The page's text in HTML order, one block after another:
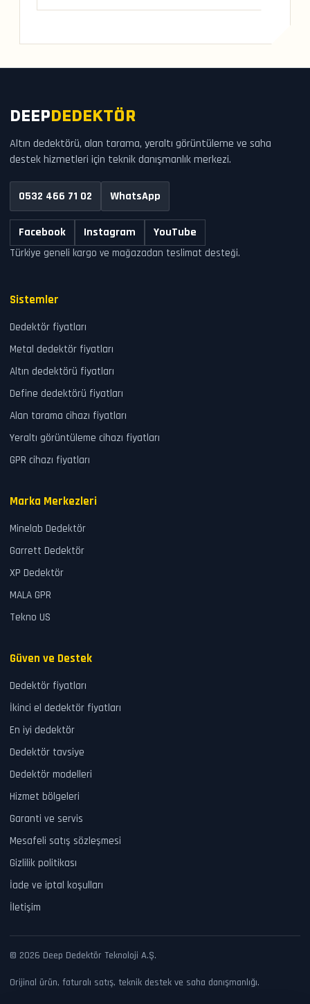
DEEP DEDEKTÖR
Altın dedektörü, alan tarama, yeraltı görüntüleme ve saha
destek hizmetleri için teknik danışmanlık merkezi.
0532 466 71 02 WhatsApp
Facebook Instagram YouTube
Türkiye geneli kargo ve mağazadan teslimat desteği.
Sistemler
Dedektör fiyatları
Metal dedektör fiyatları
Altın dedektörü fiyatları
Define dedektörü fiyatları
Alan tarama cihazı fiyatları
Yeraltı görüntüleme cihazı fiyatları
GPR cihazı fiyatları
Marka Merkezleri
Minelab Dedektör
Garrett Dedektör
XP Dedektör
MALA GPR
Tekno US
Güven ve Destek
Dedektör fiyatları
İkinci el dedektör fiyatları
En iyi dedektör
Dedektör tavsiye
Dedektör modelleri
Hizmet bölgeleri
Garanti ve servis
Mesafeli satış sözleşmesi
Gizlilik politikası
İade ve iptal koşulları
İletişim
© 2026 Deep Dedektör Teknoloji A.Ş.
Orijinal ürün, faturalı satış, teknik destek ve saha danışmanlığı.